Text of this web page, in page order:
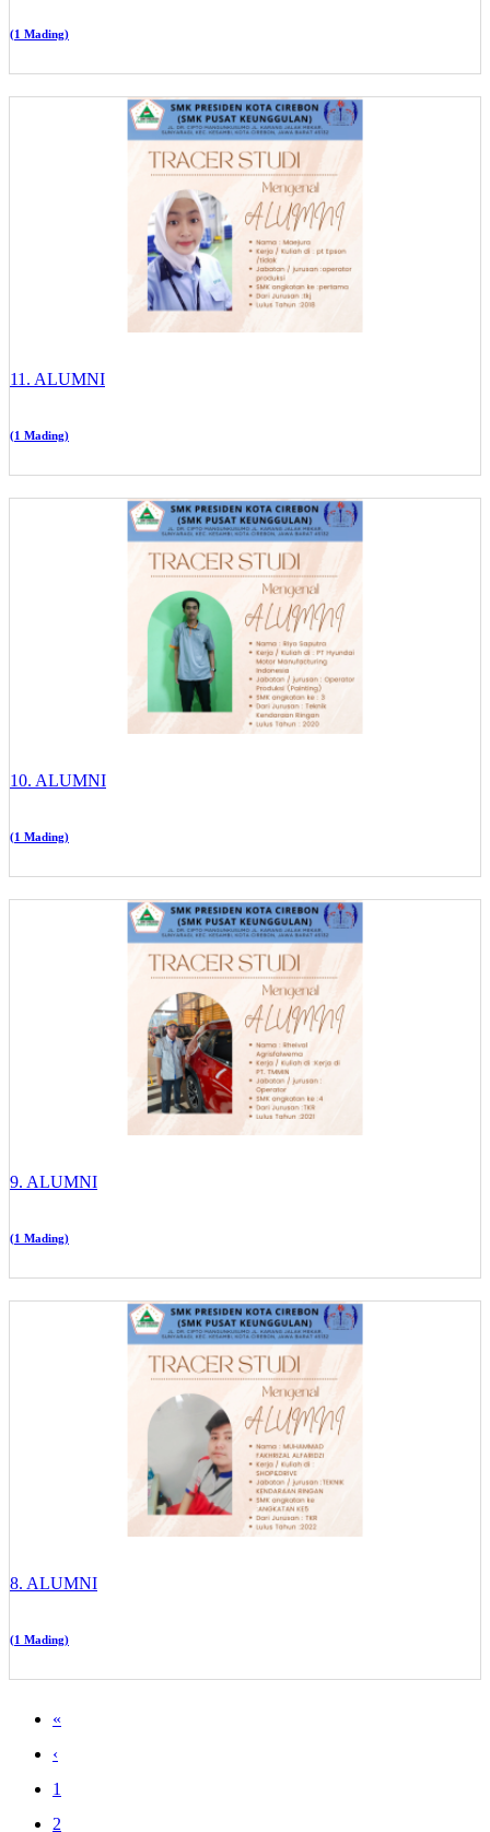
(1 Mading)
11. ALUMNI
(1 Mading)
10. ALUMNI
(1 Mading)
9. ALUMNI
(1 Mading)
8. ALUMNI
(1 Mading)
«
‹
1
2